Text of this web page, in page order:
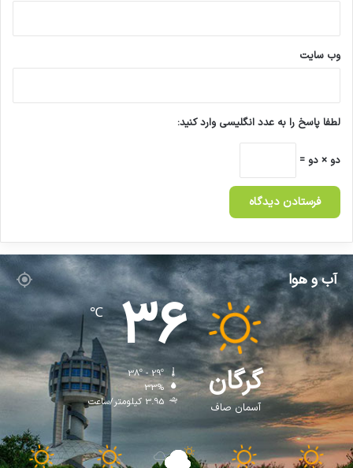
وب‌ سایت
لطفا پاسخ را به عدد انگلیسی وارد کنید:
دو × دو =
آب و هوا
گرگان
آسمان صاف
36
℃
38º - 29º
33%
3.95 کیلومتر/ساعت